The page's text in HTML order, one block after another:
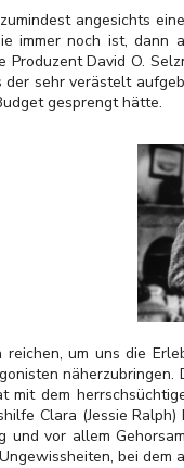
angesichts
immer noch ist, dann
David O.
der sehr verästelt
gesprengt hätte.
reichen, um uns die
mit dem
Clara (Jessie
und vor allem
bei